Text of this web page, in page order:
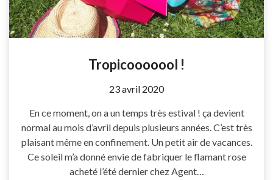
Tropicooooool !
by
23 avril 2020
En ce moment, on a un temps très estival ! ça devient
normal au mois d’avril depuis plusieurs années. C’est très
plaisant même en confinement. Un petit air de vacances.
Ce soleil m’a donné envie de fabriquer le flamant rose
acheté l’été dernier chez Agent…